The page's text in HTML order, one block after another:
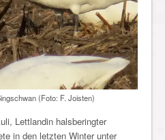
(Foto: F. Joisten)
Lettlandin halsberingter
in den letzten Winter unter